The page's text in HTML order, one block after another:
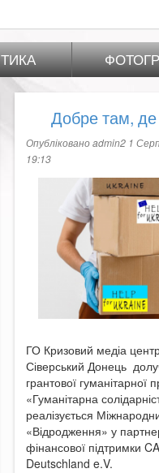
Добре там,
Опублікованоadmin2 1
19:13
ГО Кризовий медіа
Сіверський Донець
грантової гуманітарної
«Гуманітарна
реалізується
«Відродження» у
фінансової підтримки
Deutschland e.V.